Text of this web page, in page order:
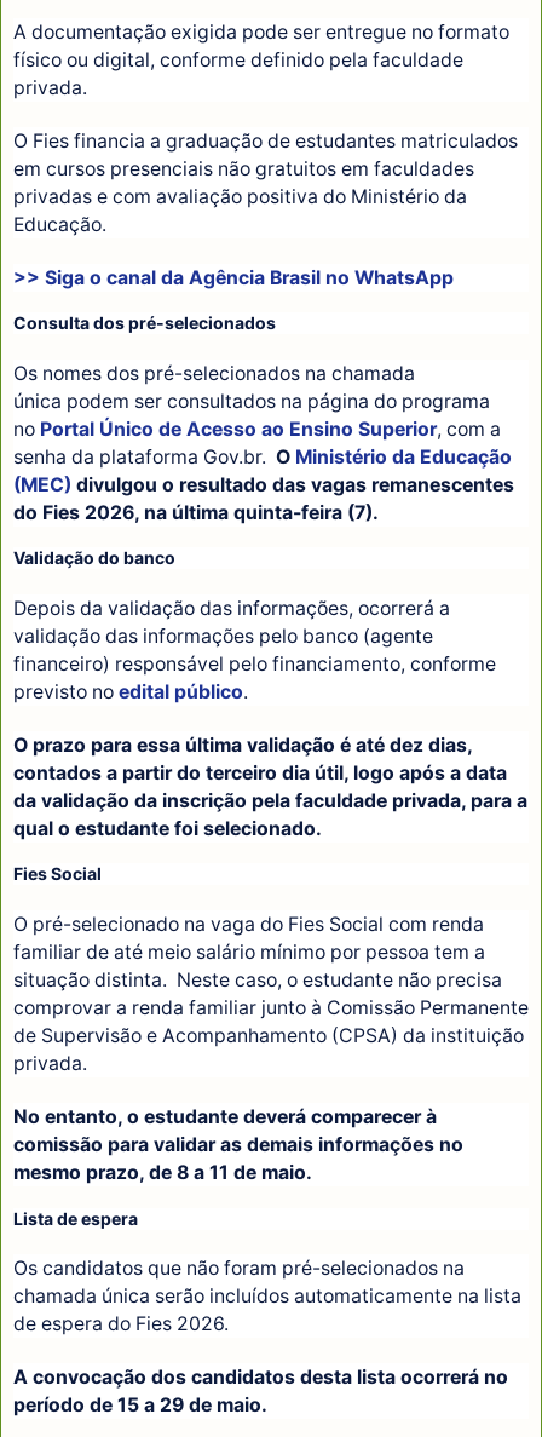
A documentação exigida pode ser entregue no formato
físico ou digital, conforme definido pela faculdade
privada.
O Fies financia a graduação de estudantes matriculados
em cursos presenciais não gratuitos em faculdades
privadas e com avaliação positiva do Ministério da
Educação.
>> Siga o canal da Agência Brasil no WhatsApp
Consulta dos pré-selecionados
Os nomes dos pré-selecionados na chamada
única podem ser consultados na página do programa
no Portal Único de Acesso ao Ensino Superior, com a
senha da plataforma Gov.br. O Ministério da Educação
(MEC) divulgou o resultado das vagas remanescentes
do Fies 2026, na última quinta-feira (7).
Validação do banco
Depois da validação das informações, ocorrerá a
validação das informações pelo banco (agente
financeiro) responsável pelo financiamento, conforme
previsto no edital público.
O prazo para essa última validação é até dez dias,
contados a partir do terceiro dia útil, logo após a data
da validação da inscrição pela faculdade privada, para a
qual o estudante foi selecionado.
Fies Social
O pré-selecionado na vaga do Fies Social com renda
familiar de até meio salário mínimo por pessoa tem a
situação distinta. Neste caso, o estudante não precisa
comprovar a renda familiar junto à Comissão Permanente
de Supervisão e Acompanhamento (CPSA) da instituição
privada.
No entanto, o estudante deverá comparecer à
comissão para validar as demais informações no
mesmo prazo, de 8 a 11 de maio.
Lista de espera
Os candidatos que não foram pré-selecionados na
chamada única serão incluídos automaticamente na lista
de espera do Fies 2026.
A convocação dos candidatos desta lista ocorrerá no
período de 15 a 29 de maio.